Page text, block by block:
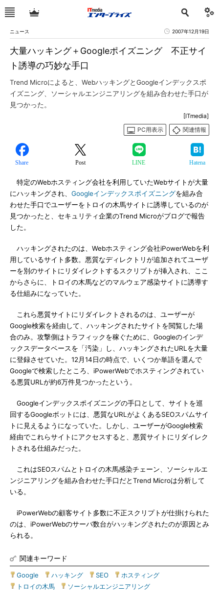
ニュース 2007年12月19日
大量ハッキング＋Googleポイズニング 不正サイ
ト誘導の巧妙な手口
Trend Microによると、WebハッキングとGoogleインデックスポ
イズニング、ソーシャルエンジニアリングを組み合わせた手口が
見つかった。
[ITmedia]
PC用表示
関連情報
Share Post LINE Hatena
特定のWebホスティング会社を利用していたWebサイトが大量
にハッキングされ、 Googleインデックスポイズニングを組み合
わせた手口でユーザーをトロイの木馬サイトに誘導しているのが
見つかったと、セキュリティ企業のTrend Microがブログで報告
した。
ハッキングされたのは、Webホスティング会社iPowerWebを利
用しているサイト多数。悪質なディレクトリが追加されてユーザ
ーを別のサイトにリダイレクトするスクリプトが挿入され、ここ
からさらに、トロイの木馬などのマルウェア感染サイトに誘導す
る仕組みになっていた。
これら悪質サイトにリダイレクトされるのは、ユーザーが
Google検索を経由して、ハッキングされたサイトを閲覧した場
合のみ。攻撃側はトラフィックを稼ぐために、Googleのインデ
ックスデータベースを「汚染」し、ハッキングされたURLを大量
に登録させていた。12月14日の時点で、いくつか単語を選んで
Googleで検索したところ、iPowerWebでホスティングされてい
る悪質URLが約6万件見つかったという。
Googleインデックスポイズニングの手口として、サイトを巡
回するGoogleボットには、悪質なURLがよくあるSEOスパムサイ
トに見えるようになっていた。しかし、ユーザーがGoogle検索
経由でこれらサイトにアクセスすると、悪質サイトにリダイレク
トされる仕組みだった。
これはSEOスパムとトロイの木馬感染チェーン、ソーシャルエ
ンジニアリングを組み合わせた手口だとTrend Microは分析して
いる。
iPowerWebの顧客サイト多数に不正スクリプトが仕掛けられた
のは、iPowerWebのサーバ数台がハッキングされたのが原因とみ
られる。
関連キーワード
Google ハッキング SEO ホスティング
トロイの木馬
ソーシャルエンジニアリング